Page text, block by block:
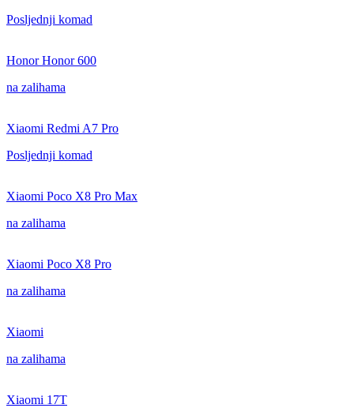
Posljednji komad
Honor Honor 600
na zalihama
Xiaomi Redmi A7 Pro
Posljednji komad
Xiaomi Poco X8 Pro Max
na zalihama
Xiaomi Poco X8 Pro
na zalihama
Xiaomi
na zalihama
Xiaomi 17T